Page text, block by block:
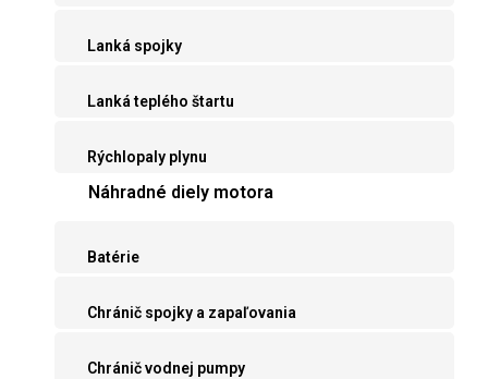
Lanká spojky
Lanká teplého štartu
Rýchlopaly plynu
Náhradné diely motora
Batérie
Chránič spojky a zapaľovania
Chránič vodnej pumpy